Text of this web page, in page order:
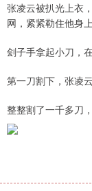
张凌云被扒光上衣
网，紧紧勒住他身
刽子手拿起小刀，
第一刀割下，张凌
整整割了一千多刀